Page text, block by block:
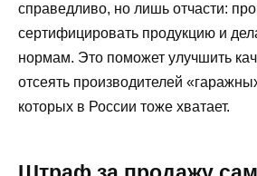
справедливо, но лишь отчасти:
сертифицировать продукцию и
нормам. Это поможет улучшить
отсеять производителей
которых в России тоже хватает.